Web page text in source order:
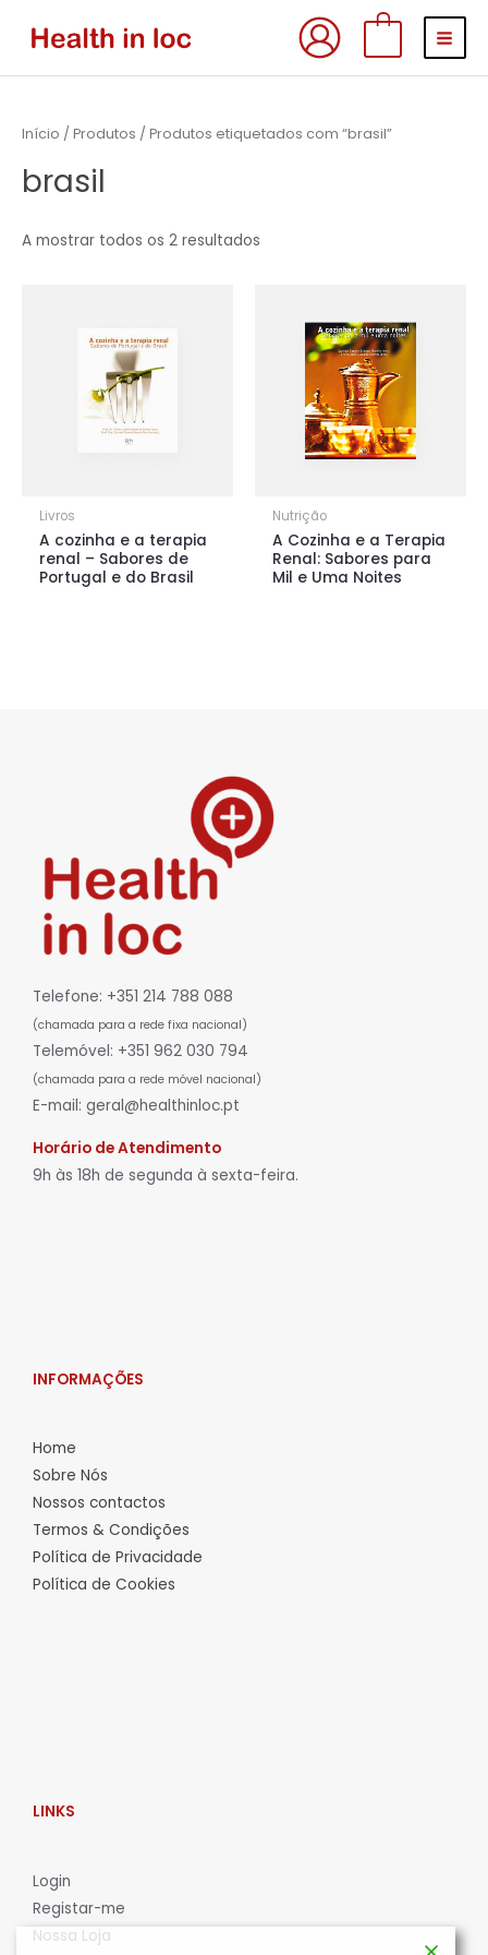
Início / Produtos / Produtos etiquetados com “brasil”
brasil
A mostrar todos os 2 resultados
Livros
A cozinha e a terapia
renal – Sabores de
Portugal e do Brasil
Nutrição
A Cozinha e a Terapia
Renal: Sabores para
Mil e Uma Noites
Telefone: +351 214 788 088
(chamada para a rede fixa nacional)
Telemóvel: +351 962 030 794
(chamada para a rede móvel nacional)
E-mail: geral@healthinloc.pt
Horário de Atendimento
9h às 18h de segunda à sexta-feira.
INFORMAÇÕES
Home
Sobre Nós
Nossos contactos
Termos & Condições
Política de Privacidade
Política de Cookies
LINKS
Login
Registar-me
Nossa Loja